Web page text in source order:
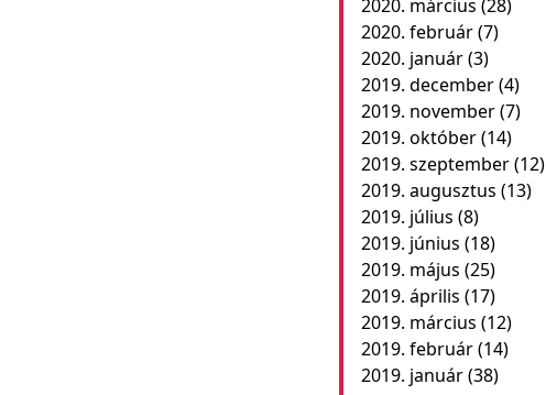
2020. március (28)
2020. február(7)
2020. január(3)
2019. december(4)
2019. november(7)
2019. október(14)
2019. szeptember(12)
2019. augusztus (13)
2019. július (8)
2019. június (18)
2019. május (25)
2019. április (17)
2019. március (12)
2019. február(14)
2019. január(38)